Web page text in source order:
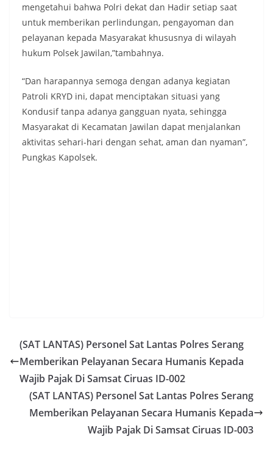
mengetahui bahwa Polri dekat dan Hadir setiap saat
untuk memberikan perlindungan, pengayoman dan
pelayanan kepada Masyarakat khususnya di wilayah
hukum Polsek Jawilan,”tambahnya.
“Dan harapannya semoga dengan adanya kegiatan
Patroli KRYD ini, dapat menciptakan situasi yang
Kondusif tanpa adanya gangguan nyata, sehingga
Masyarakat di Kecamatan Jawilan dapat menjalankan
aktivitas sehari-hari dengan sehat, aman dan nyaman”,
Pungkas Kapolsek.
(SAT LANTAS) Personel Sat Lantas Polres Serang
Memberikan Pelayanan Secara Humanis Kepada
Wajib Pajak Di Samsat Ciruas ID-002
(SAT LANTAS) Personel Sat Lantas Polres Serang
Memberikan Pelayanan Secara Humanis Kepada
Wajib Pajak Di Samsat Ciruas ID-003